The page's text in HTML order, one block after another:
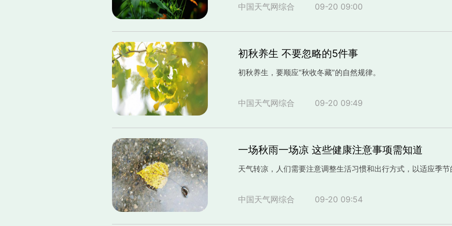
中国天气网综合 09-20 09:00
初秋养生 不要忽略的5件事
初秋养生，要顺应“秋收冬藏”的自然规律。
中国天气网综合 09-20 09:49
一场秋雨一场凉 这些健康注意事项需知道
天气转凉，人们需要注意调整生活习惯和出行方式，以适应季
中国天气网综合 09-20 09:54